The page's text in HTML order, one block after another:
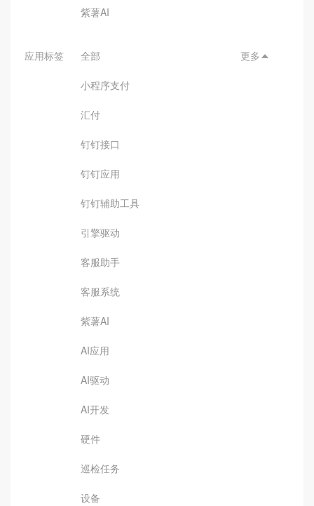
紫薯AI
应用标签 全部
小程序支付
汇付
钉钉接口
钉钉应用
钉钉辅助工具
引擎驱动
客服助手
客服系统
紫薯AI
AI应用
AI驱动
AI开发
硬件
巡检任务
设备
更多 